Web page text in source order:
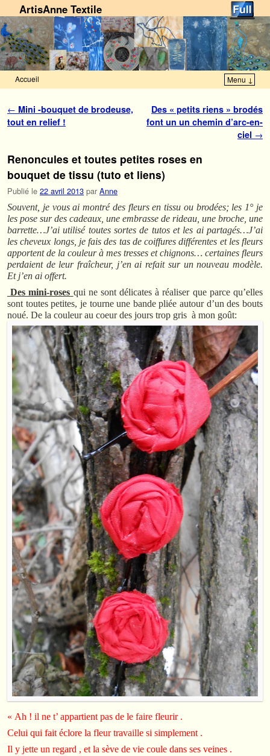
ArtisAnne Textile
Accueil Menu ↓
Navigation des articles
← Mini -bouquet de brodeuse,
tout en relief !
Des « petits riens » brodés
font un un chemin d’arc-en-
ciel →
Renoncules et toutes petites roses en
bouquet de tissu (tuto et liens)
Publié le 22 avril 2013 par Anne
Souvent, je vous ai montré des fleurs en tissu ou brodées; les 1° je
les pose sur des cadeaux, une embrasse de rideau, une broche, une
barrette…J’ai utilisé toutes sortes de tutos et les ai partagés…J’ai
les cheveux longs, je fais des tas de coiffures différentes et les fleurs
apportent de la couleur à mes tresses et chignons… certaines fleurs
perdaient de leur fraîcheur, j’en ai refait sur un nouveau modèle.
Et j’en ai offert.
Des mini-roses qui ne sont délicates à réaliser que parce qu’elles
sont toutes petites, je tourne une bande pliée autour d’un des bouts
noué. De la couleur au coeur des jours trop gris à mon goût:
« Ah ! il ne t’ appartient pas de le faire fleurir .
Celui qui fait éclore la fleur travaille si simplement .
Il y jette un regard , et la sève de vie coule dans ses veines .